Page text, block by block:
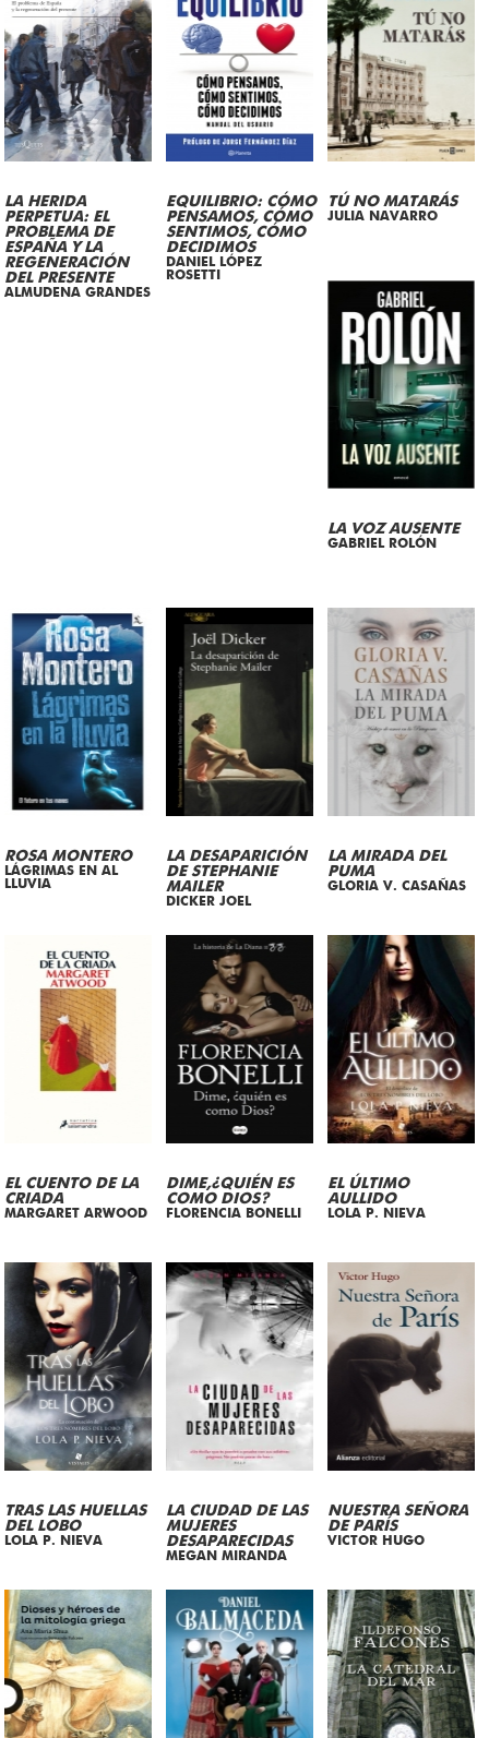
LA HERIDA
PERPETUA: EL
PROBLEMA DE
ESPAÑA Y LA
REGENERACIÓN
DEL PRESENTE
ALMUDENA GRANDES
EQUILIBRIO: CÓMO
PENSAMOS, CÓMO
SENTIMOS, CÓMO
DECIDIMOS
DANIEL LÓPEZ
ROSETTI
TÚ NO MATARÁS
JULIA NAVARRO
LA VOZ AUSENTE
GABRIEL ROLÓN
ROSA MONTERO
LÁGRIMAS EN AL
LLUVIA
LA DESAPARICIÓN
DE STEPHANIE
MAILER
DICKER JOEL
LA MIRADA DEL
PUMA
GLORIA V. CASAÑAS
EL CUENTO DE LA
CRIADA
MARGARET ARWOOD
DIME,¿QUIÉN ES
COMO DIOS?
FLORENCIA BONELLI
EL ÚLTIMO
AULLIDO
LOLA P. NIEVA
TRAS LAS HUELLAS
DEL LOBO
LOLA P. NIEVA
LA CIUDAD DE LAS
MUJERES
DESAPARECIDAS
MEGAN MIRANDA
NUESTRA SEÑORA
DE PARÍS
VICTOR HUGO